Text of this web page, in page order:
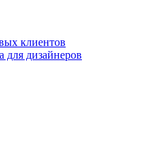
клиентов
для дизайнеров